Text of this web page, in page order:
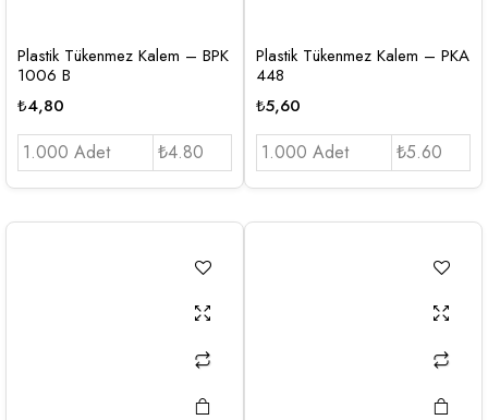
Plastik Tükenmez Kalem – BPK
1006 B
₺4,80
1.000 Adet ₺4.80
Plastik Tükenmez Kalem – PKA
448
₺5,60
1.000 Adet ₺5.60